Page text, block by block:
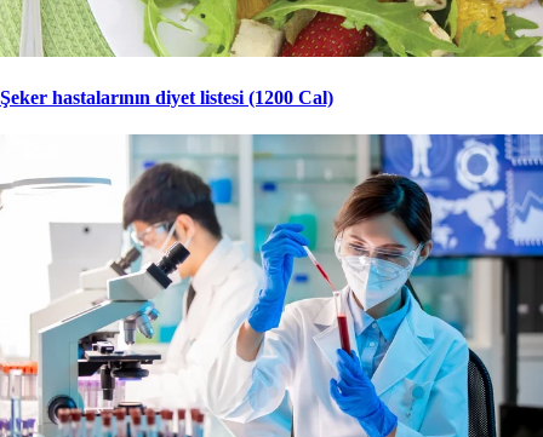
Şeker hastalarının diyet listesi (1200 Cal)